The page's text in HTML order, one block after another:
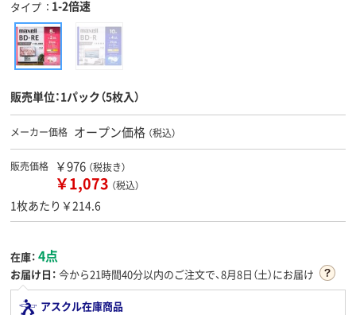
タイプ 1-2倍速
販売単位：1パック（5枚入）
メーカー価格 オープン価格 （税込）
販売価格 ￥976 （税抜き）
￥1,073 （税込）
1枚あたり￥214.6
在庫： 4点
お届け日： 今から21時間40分以内のご注文で、8月8日（土）にお届け
アスクル在庫商品